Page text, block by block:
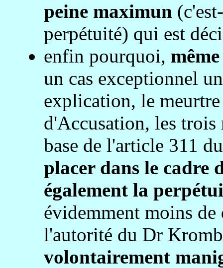
peine maximun
perpétuité) qui est
enfin pourquoi,
un cas exceptionnel
explication, le
d'Accusation, les trois
base de l'article 311
placer dans le cadre
également la
évidemment moins de
l'autorité du Dr
volontairement